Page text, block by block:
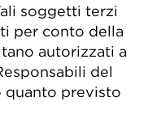
soggetti terzi
per conto della
autorizzati a
del
quanto previsto